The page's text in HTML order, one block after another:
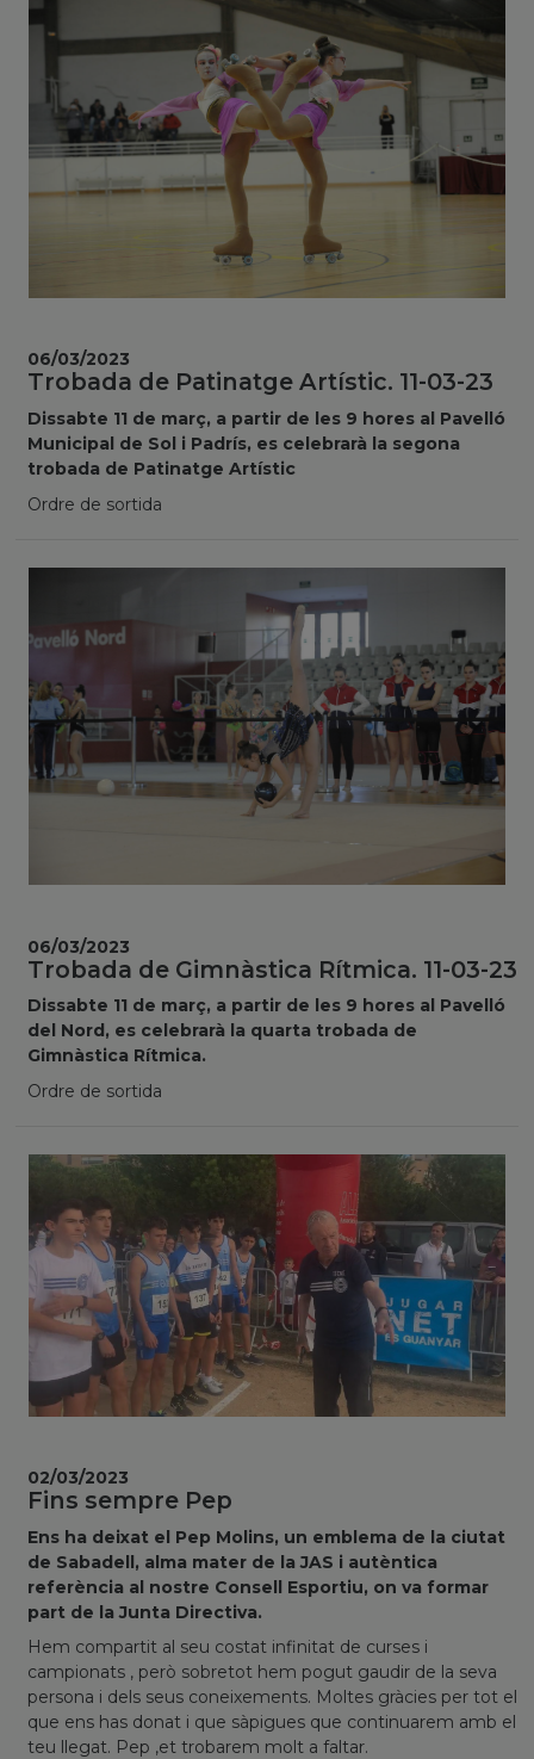
Trobada de Patinatge Artístic. 11-03-23
Dissabte 11 de març, a partir de les 9 hores al Pavelló
Municipal de Sol i Padrís, es celebrarà la segona
trobada de Patinatge Artístic
Ordre de sortida
06/03/2023
Trobada de Gimnàstica Rítmica. 11-03-23
Dissabte 11 de març, a partir de les 9 hores al Pavelló
del Nord, es celebrarà la quarta trobada de
Gimnàstica Rítmica.
Ordre de sortida
06/03/2023
Fins sempre Pep
Ens ha deixat el Pep Molins, un emblema de la ciutat
de Sabadell, alma mater de la JAS i autèntica
referència al nostre Consell Esportiu, on va formar
part de la Junta Directiva.
Hem compartit al seu costat infinitat de curses i
campionats , però sobretot hem pogut gaudir de la seva
persona i dels seus coneixements. Moltes gràcies per tot el
que ens has donat i que sàpigues que continuarem amb el
teu llegat. Pep ,et trobarem molt a faltar.
02/03/2023